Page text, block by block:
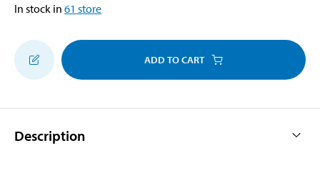
In stock in 61 store
ADD TO CART
Description